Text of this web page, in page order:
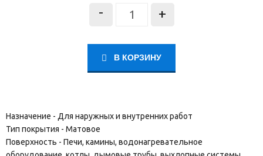
- +
В КОРЗИНУ
Назначение - Для наружных и внутренних работ
Тип покрытия - Матовое
Поверхность - Печи, камины, водонагревательное